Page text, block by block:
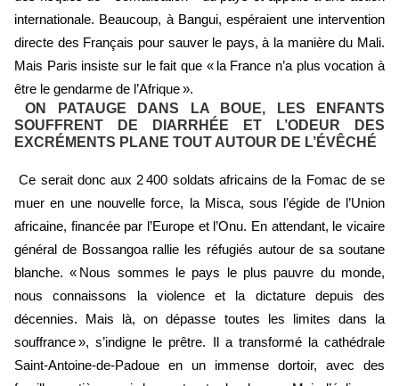
internationale. Beaucoup, à Bangui, espéraient une intervention
directe des Français pour sauver le pays, à la manière du Mali.
Mais Paris insiste sur le fait que « la France n’a plus vocation à
être le gendarme de l’Afrique ».
ON PATAUGE DANS LA BOUE, LES ENFANTS
SOUFFRENT DE DIARRHÉE ET L’ODEUR DES
EXCRÉMENTS PLANE TOUT AUTOUR DE L’ÉVÊCHÉ
Ce serait donc aux 2 400 soldats africains de la Fomac de se
muer en une nouvelle force, la Misca, sous l’égide de l’Union
africaine, financée par l’Europe et l’Onu. En attendant, le vicaire
général de Bossangoa rallie les réfugiés autour de sa soutane
blanche. « Nous sommes le pays le plus pauvre du monde,
nous connaissons la violence et la dictature depuis des
décennies. Mais là, on dépasse toutes les limites dans la
souffrance », s’indigne le prêtre. Il a transformé la cathédrale
Saint-Antoine-de-Padoue en un immense dortoir, avec des